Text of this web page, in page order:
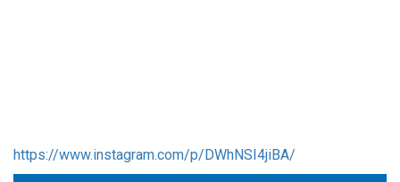
https://www.instagram.com/p/DWhNSI4jiBA/